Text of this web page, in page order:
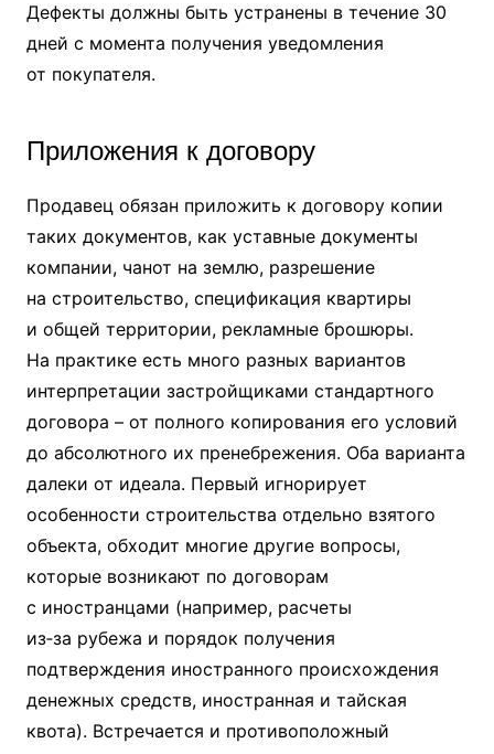
Дефекты должны быть устранены в течение 30
дней с момента получения уведомления
от покупателя.
Приложения к договору
Продавец обязан приложить к договору копии
таких документов, как уставные документы
компании, чанот на землю, разрешение
на строительство, спецификация квартиры
и общей территории, рекламные брошюры.
На практике есть много разных вариантов
интерпретации застройщиками стандартного
договора – от полного копирования его условий
до абсолютного их пренебрежения. Оба варианта
далеки от идеала. Первый игнорирует
особенности строительства отдельно взятого
объекта, обходит многие другие вопросы,
которые возникают по договорам
с иностранцами (например, расчеты
из‑за рубежа и порядок получения
подтверждения иностранного происхождения
денежных средств, иностранная и тайская
квота). Встречается и противоположный